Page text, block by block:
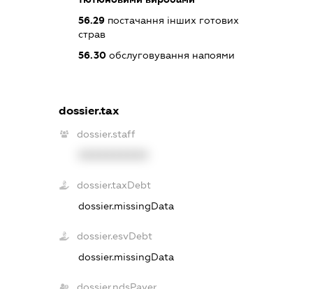
56.29постачання інших готових
страв
56.30обслуговування напоями
dossier.tax
dossier.staff
dossier.taxDebt
dossier.missingData
dossier.esvDebt
dossier.missingData